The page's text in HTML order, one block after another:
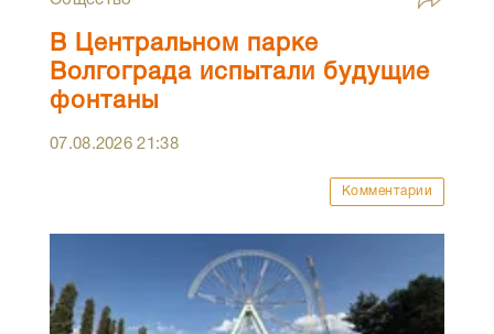
В Центральном парке
Волгограда испытали будущие
фонтаны
07.08.202621:38
Комментарии